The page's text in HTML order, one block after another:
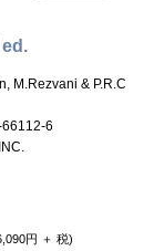
M.Rezvani & P.R.C
66112-6
円 ＋ 税)